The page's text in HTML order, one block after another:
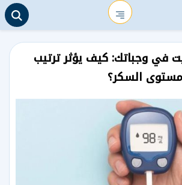
في وجباتك: كيف يؤثر ترتيب
السكر؟